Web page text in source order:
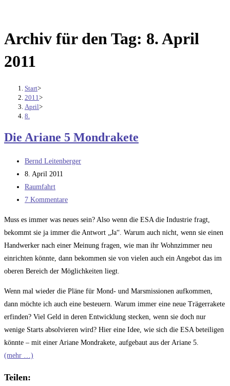
Archiv für den Tag: 8. April
2011
Start>
2011 >
April>
8.
Die Ariane 5 Mondrakete
Beitrags-
Autor:
Bernd Leitenberger
Beitrag
veröffentlicht:
8. April 2011
Beitrags-
Kategorie:
Raumfahrt
Beitrags-
7 Kommentare
Muss es immer was neues sein? Also wenn die ESA die Industrie fragt,
bekommt sie ja immer die Antwort „Ja“. Warum auch nicht, wenn sie einen
Handwerker nach einer Meinung fragen, wie man ihr Wohnzimmer neu
einrichten könnte, dann bekommen sie von vielen auch ein Angebot das im
oberen Bereich der Möglichkeiten liegt.
Wenn mal wieder die Pläne für Mond- und Marsmissionen aufkommen,
dann möchte ich auch eine besteuern. Warum immer eine neue Trägerrakete
erfinden? Viel Geld in deren Entwicklung stecken, wenn sie doch nur
wenige Starts absolvieren wird? Hier eine Idee, wie sich die ESA beteiligen
könnte – mit einer Ariane Mondrakete, aufgebaut aus der Ariane 5.
(mehr …)
Teilen: